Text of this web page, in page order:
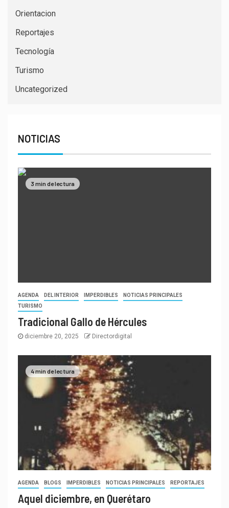
Orientacion
Reportajes
Tecnología
Turismo
Uncategorized
NOTICIAS
3 min de lectura
AGENDA DEL INTERIOR IMPERDIBLES
NOTICIAS PRINCIPALES
TURISMO
Tradicional Gallo de Hércules
diciembre 20, 2025 Directordigital
4 min de lectura
AGENDA BLOGS IMPERDIBLES NOTICIAS PRINCIPALES REPORTAJES
Aquel diciembre, en Querétaro